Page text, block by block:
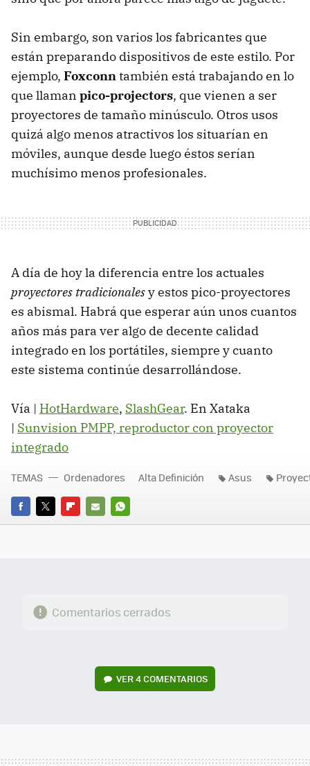
Sin embargo, son varios los fabricantes que
están preparando dispositivos de este estilo. Por
ejemplo, Foxconntambién está trabajando en lo
que llaman pico-projectors, que vienen a ser
proyectores de tamaño minúsculo. Otros usos
quizá algo menos atractivos los situarían en
móviles, aunque desde luego éstos serían
muchísimo menos profesionales.
A día de hoy la diferencia entre los actuales
proyectores tradicionalesy estos pico-proyectores
es abismal. Habrá que esperar aún unos cuantos
años más para ver algo de decente calidad
integrado en los portátiles, siempre y cuanto
este sistema continúe desarrollándose.
Vía | HotHardware, SlashGear. En Xataka
| Sunvision PMPP, reproductor con proyector
integrado
FACEBOOK
TWITTERFLIPBOARD
E-
WHATSAPP
TEMAS Ordenadores Alta Definición Asus
Comentarios cerrados
VER4 COMENTARIOS